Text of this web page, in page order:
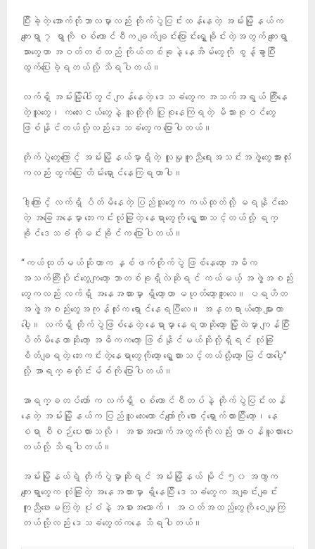
ပြီးခဲ့တဲ့ အောက်တိုဘာလမှာလည်း တိုက်ပွဲပြင်းထန်နေတဲ့ အမ်းမြို့နယ်က
ကျေးရွာ ၇ ရွာကို စစ်ကောင်စီက ချက်ချင်းပြောင်းရွှေ့ခိုင်းတဲ့အတွက် ကျေးရွာ
သားတွေဟာ အဝတ်တစ်ထည် ကိုယ်တစ်ခုနဲ့ နေအိမ်တွေကို စွန့်ခွာပြီး
ထွက်ပြေးခဲ့ရတယ်လို့ သိရပါတယ်။
လက်ရှိ အမ်းမြို့ပေါ်တွင် ကျန်နေတဲ့ ဒေသခံတွေက အသက်အရွယ် ကြီးနေ
တဲ့သူတွေ၊ ကလေးငယ်တွေနဲ့ သူတို့ကို ပြုစုနေကြရတဲ့ မိသားစုဝင်တွေ
ဖြစ်နိုင်တယ်လို့လည်း ဒေသခံတွေက ပြောပါတယ်။
တိုက်ပွဲတွေကြောင့် အမ်းမြို့နယ်မှာရှိတဲ့ လူမှုကူညီရေးအသင်းအဖွဲ့တွေအားလုံး
ကလည်း ထွက်ပြေး တိမ်းရှောင်နေကြရတာပါ။
ဒါ့ကြောင့် လက်ရှိ ပိတ်မိနေတဲ့ ပြည်သူတွေက ကယ်ထုတ်လို့ မရနိုင်သေး
တဲ့ အခြေအနေမှာ ဘေးကင်းလုံခြုံတဲ့ နေရာတွေကို ရွှေ့ထားသင့်တယ်လို့ ရက္
ခိုင်ဒေသခံ ကိုမင်းခိုင်က ပြောပါတယ်။
“ကယ်ထုတ်မယ်ဆိုတာက နှစ်ဖက်တိုက်ပွဲ ဖြစ်နေတော့ အဓိက
အသက်ကြီးပိုင်းတွေကျတော့ ဘာတစ်ခုရှိလဲဆိုရင် ကယ်မယ့် အဖွဲ့အစည်း
တွေကလည်း လက်ရှိ အနေအထားမှာ ရှိတော့တာ မဟုတ်တော့ဘူးလေ။ ပရဟိတ
အဖွဲ့အစည်းတွေအကုန်လုံးက ရှောင်နေရပြီလေ။ အန္တရာယ်တော့ များတာ
ပေါ့။ လက်ရှိ တိုက်ပွဲဖြစ်နေတဲ့ နေရာမှာ နေရတာဆိုတော့ မြို့ထဲမှာ ကျန်ပြီး
ပိတ်မိနေတာဆိုတော့ အဓိကကတော့ ဖြစ်နိုင်မယ်ဆိုလို့ရှိရင် လုံခြုံ
စိတ်ချရတဲ့ ဘေးကင်းတဲ့နေရာတွေကိုတော့ ရွှေ့ထားသင့်တယ်လို့တော့ မြင်တာပေါ့”
လို့ အာရက္ခတိုင်းမ်စ်ကို ပြောပါတယ်။
အာရက္ခတပ်တော် က လက်ရှိ စစ်ကောင်စီတပ်နဲ့ တိုက်ပွဲပြင်းထန်
နေတဲ့ အမ်းမြို့နယ်က ပြည်သူ လေးထောင်ကျော်ကို စောင့်ရှောက်ထားပြီးတော့၊ နေ
စရာ စီစဉ်ပေးထားသလို၊ အစားအသောက်အတွက်ကိုလည်း တာဝန်ယူထားပေး
တယ်လို့ သိရပါတယ်။
အမ်းမြို့နယ်ရဲ့ တိုက်ပွဲမှာဆိုရင် အမ်းမြို့နယ် မိုင် ၅၀ အကွာက
ကျေးရွာတွေက လုံခြုံတဲ့ အနေအထားမှာ ရှိနေပြီး ဒေသခံတွေက အချင်းချင်း
ကူညီဖေးမကြတဲ့ ပုံစံနဲ့ အစားအသောက်၊ အဝတ်အထည်တွေကို ဝေမျှကြ
တယ်လို့လည်း ဒေသခံတွေထံကနေ သိရပါတယ်။